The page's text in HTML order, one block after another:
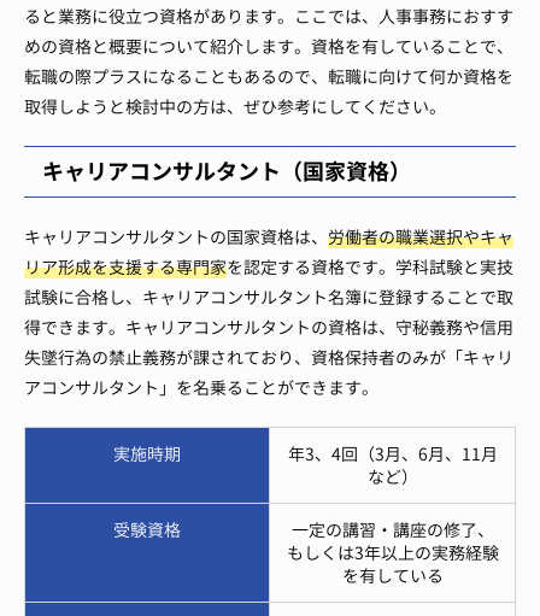
ると業務に役立つ資格があります。ここでは、人事事務におすす
めの資格と概要について紹介します。資格を有していることで、
転職の際プラスになることもあるので、転職に向けて何か資格を
取得しようと検討中の方は、ぜひ参考にしてください。
キャリアコンサルタント（国家資格）
キャリアコンサルタントの国家資格は、 労働者の職業選択やキャ
リア形成を支援する専門家を認定する資格です。学科試験と実技
試験に合格し、キャリアコンサルタント名簿に登録することで取
得できます。キャリアコンサルタントの資格は、守秘義務や信用
失墜行為の禁止義務が課されており、資格保持者のみが「キャリ
アコンサルタント」を名乗ることができます。
実施時期
年3、4回（3月、6月、11月
など）
受験資格
一定の講習・講座の修了、
もしくは3年以上の実務経験
を有している